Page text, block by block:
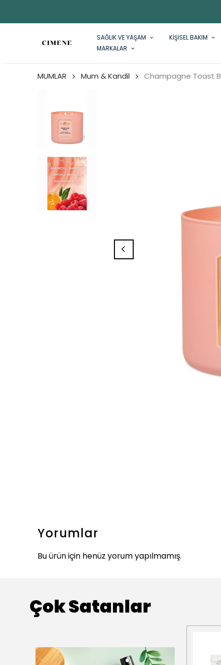
SAĞLIK VE YAŞAM KİŞİSEL BAKIM
MARKALAR
MUMLAR Mum & Kandil Champagne Toast
Yorumlar
Bu ürün için henüz yorum yapılmamış.
Çok Satanlar